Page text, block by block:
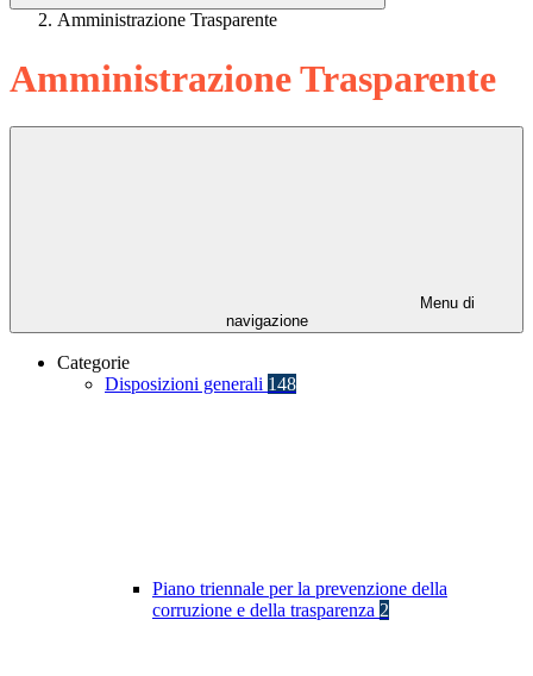
Amministrazione Trasparente
Amministrazione Trasparente
Menu di
navigazione
Categorie
Disposizioni generali 148
Piano triennale per la prevenzione della
corruzione e della trasparenza 2